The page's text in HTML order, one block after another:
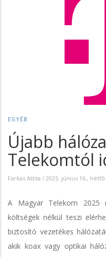
EGYÉB
Újabb
Telekomtól
Farkas Attila / 2025. június 16., hétfő
A Magyar Telekom 2025
költségek nélkül teszi
biztosító vezetékes
akik koax vagy optikai